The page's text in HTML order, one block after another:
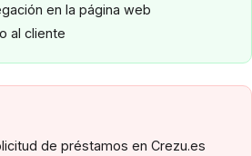
en la página web
al cliente
de préstamos en Crezu.es